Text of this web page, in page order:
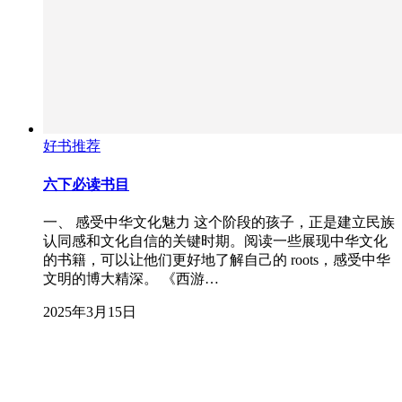
好书推荐
六下必读书目
一、 感受中华文化魅力 这个阶段的孩子，正是建立民族
认同感和文化自信的关键时期。阅读一些展现中华文化
的书籍，可以让他们更好地了解自己的 roots，感受中华
文明的博大精深。 《西游…
2025年3月15日